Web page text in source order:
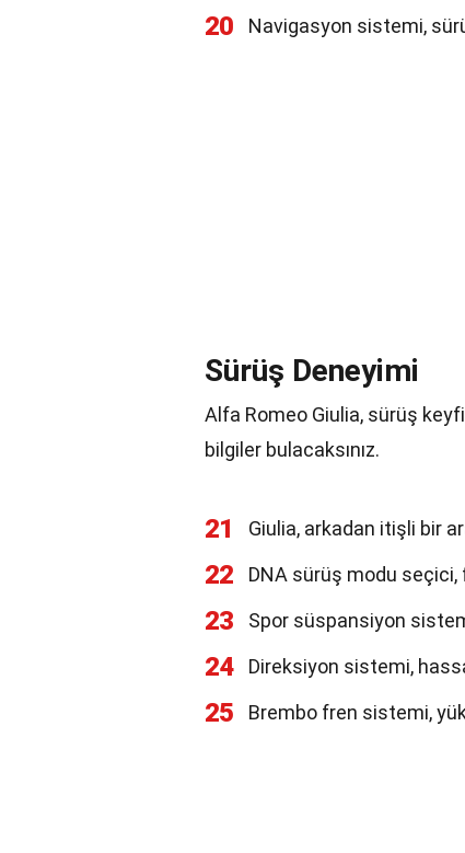
20 Navigasyon sistemi,
Sürüş Deneyimi
Alfa Romeo Giulia, sürüş
bilgiler bulacaksınız.
21 Giulia, arkadan itişli bir
22 DNA sürüş modu seçici,
23 Spor süspansiyon
24 Direksiyon sistemi,
25 Brembo fren sistemi,